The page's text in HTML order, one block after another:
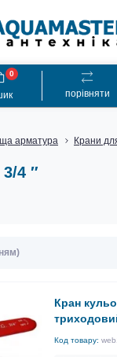
порівняти
0
арматура Крани
4 ″
Кран
Код товару: